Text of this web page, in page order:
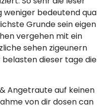
bedeutend qua
Grunde sein eigen
vergehen mit ein
sehen zigeunern
dieser tage die
Angetraute auf keinen
von dir dosen can